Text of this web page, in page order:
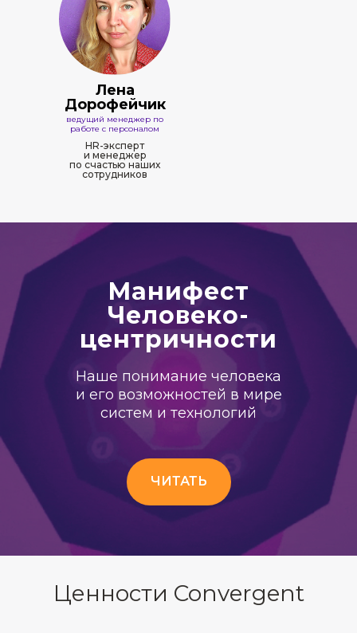
HR-эксперт
и менеджер
по счастью наших
сотрудников
Лена
Дорофейчик
ведущий менеджер по
работе с персоналом
Манифест
Человеко-
центричности
Наше понимание человека
и его возможностей в мире
систем и технологий
ЧИТАТЬ
Ценности Convergent